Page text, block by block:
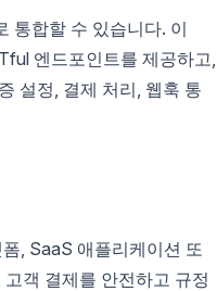
통합할 수 있습니다. 이
엔드포인트를 제공하고,
설정, 결제 처리, 웹훅 통
, SaaS 애플리케이션 또
객 결제를 안전하고 규정